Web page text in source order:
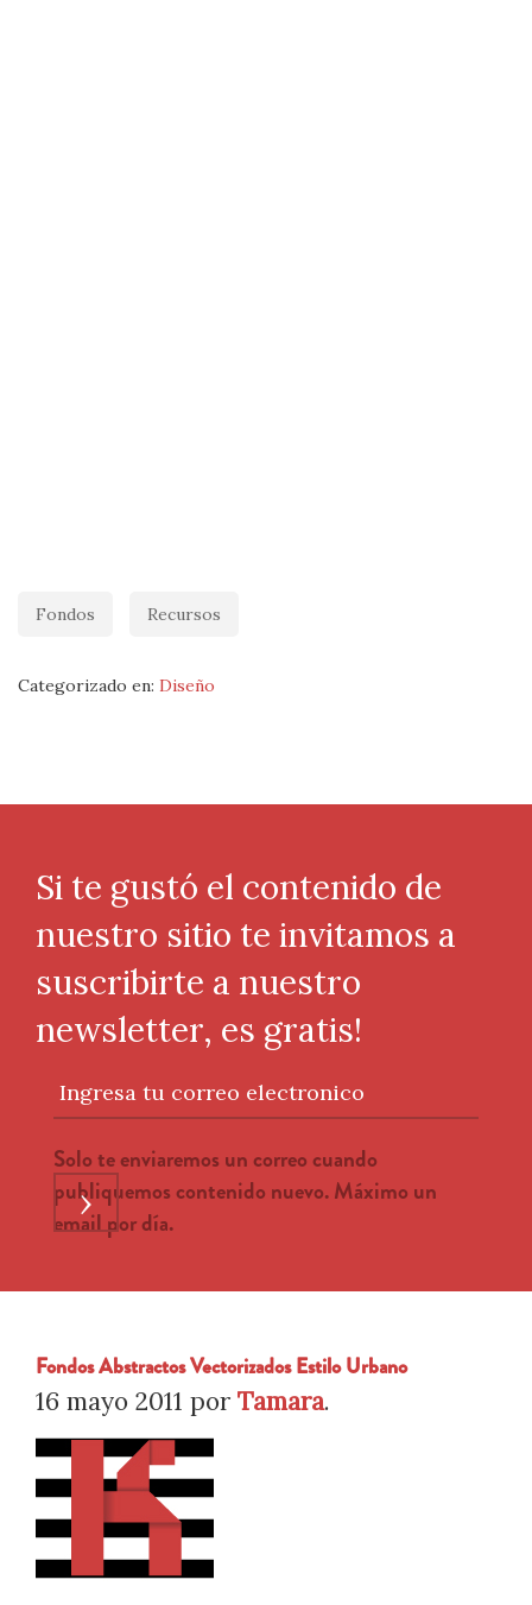
Fondos Recursos
Categorizado en: Diseño
Si te gustó el contenido de
nuestro sitio te invitamos a
suscribirte a nuestro
newsletter, es gratis!
Ingresa tu correo electronico
Solo te enviaremos un correo cuando
publiquemos contenido nuevo. Máximo un
email por día.
›
Fondos Abstractos Vectorizados Estilo Urbano
16 mayo 2011 por Tamara.